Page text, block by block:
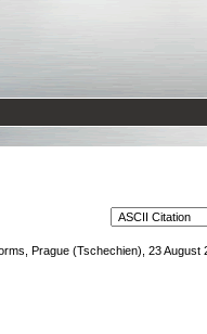
Prague (Tschechien), 23 August